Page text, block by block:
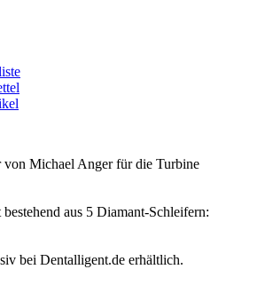
von Michael Anger für die Turbine
aus 5 Diamant-Schleifern:
bei Dentalligent.de erhältlich.